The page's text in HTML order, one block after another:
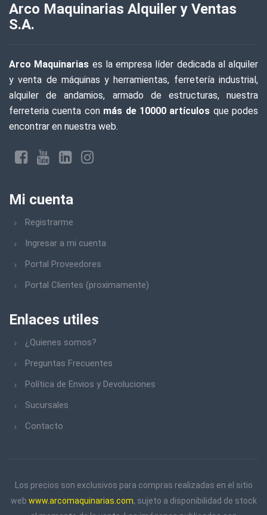
Arco Maquinarias Alquiler y Ventas
S.A.
Arco Maquinarias es la empresa líder dedicada al alquiler
y venta de máquinas y herramientas, ferretería industrial,
alquiler de andamios, armado de estructuras, nuestra
ferreteria cuenta con más de 10000 artículos que podes
encontrar en nuestra web.
Mi cuenta
Registrarme
Ingresar a mi cuenta
Portal Proveedores
Portal Clientes (proximamente)
Enlaces utiles
¿Quienes somos?
Preguntas Frecuentes
Política de Envios y Devoluciones
Sucursales
Contacto
Los precios son exclusivos para compras realizadas en el sitio
web www.arcomaquinarias.com, sujeto a disponibilidad de stock